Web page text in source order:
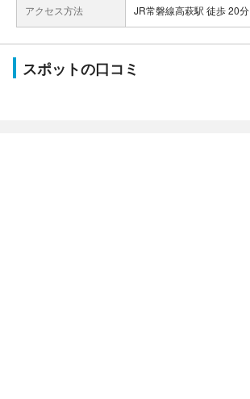
アクセス方法 JR常磐線高萩駅 徒歩 20分
スポットの口コミ